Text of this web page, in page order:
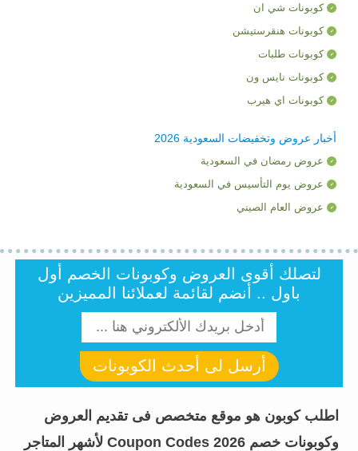
كوبونات شي ان
كوبونات هنقرستيشن
كوبونات طلبات
كوبونات نايس ون
كوبونات اي هيرب
أخبار عروض وتخفيضات السعودية 2026
عروض رمضان في السعودية
عروض يوم التأسيس في السعودية
عروض العام الصيني
لتصلك أقوى العروض وكوبونات الخصم أول
باول .. أنضم لقائمة لعملائنا المميزين
أرسل لى أحدث الكوبونات
اطلب كوبون هو موقع متخصص فى تقديم العروض
وكوبونات خصم Coupon Codes 2026 لأشهر المتاجر